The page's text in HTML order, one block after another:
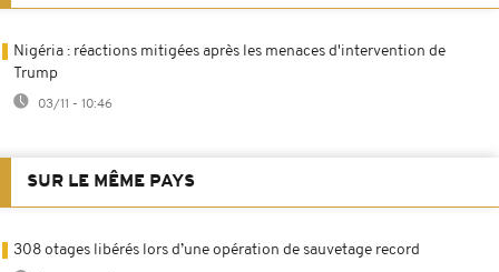
Nigéria : réactions mitigées après les menaces d'intervention de
Trump
03/11 - 10:46
SUR LE MÊME PAYS
308 otages libérés lors d’une opération de sauvetage record